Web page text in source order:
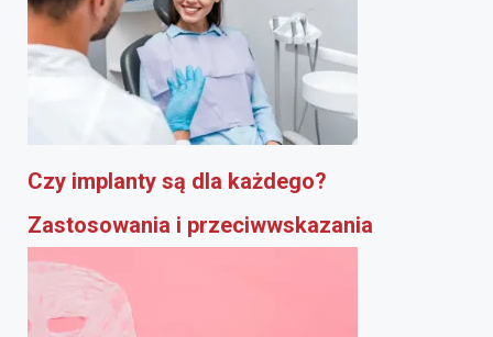
Czy implanty są dla każdego?
Zastosowania i przeciwwskazania